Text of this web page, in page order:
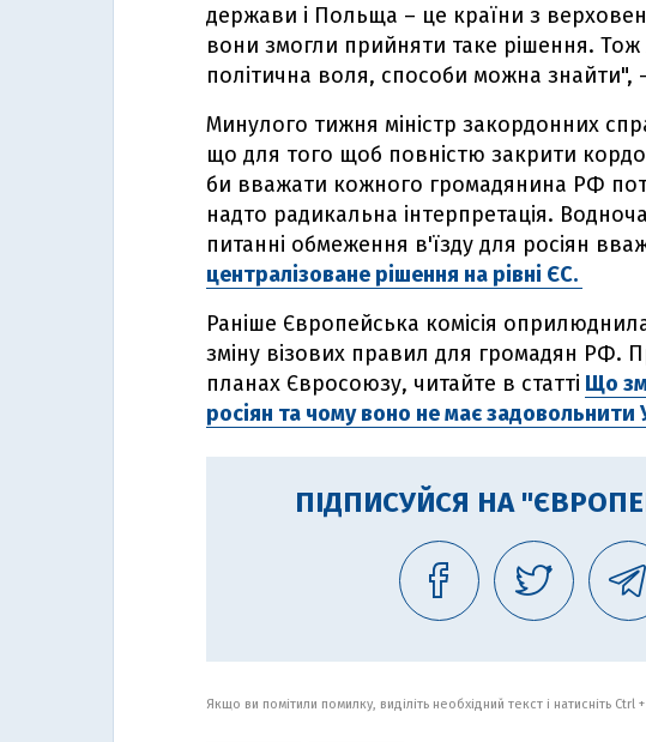
держави і Польща – це країни з
вони змогли прийняти таке рішення.
політична воля, способи можна знайти",
Минулого тижня міністр закордонних
що для того щоб повністю закрити
би вважати кожного громадянина РФ
надто радикальна інтерпретація.
питанні обмеження в'їзду для росіян
централізоване рішення на рівні ЄС.
Раніше Європейська комісія
зміну візових правил для громадян РФ.
планах Євросоюзу, читайте в статті Що
росіян та чому воно не має задовольнити
ПІДПИСУЙСЯ НА
Якщо ви помітили помилку, виділіть необхідний текст і натисніть